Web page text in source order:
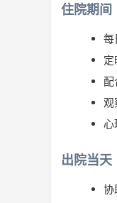
住院期间
每
配
观
心
出院当天
协